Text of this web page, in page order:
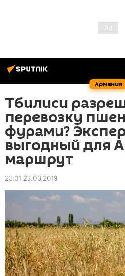
Армения
Тбилиси
перевозку
фурами?
выгодный для
маршрут
23:01 26.03.2019